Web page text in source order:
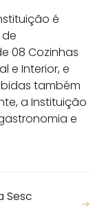
é
08 Cozinhas
e Interior, e
também
a Instituição
e
Sesc